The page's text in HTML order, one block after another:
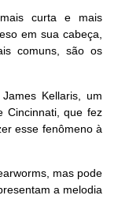
curta e mais
em sua cabeça,
comuns, são os
Kellaris, um
Cincinnati, que fez
esse fenômeno à
mas pode
a melodia